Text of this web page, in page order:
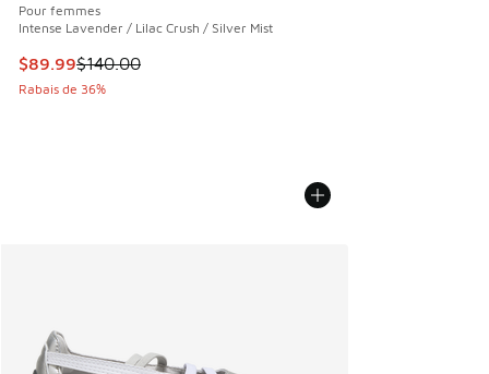
Pour femmes
Intense Lavender / Lilac Crush / Silver Mist
Cet article est en solde. Le prix est passé de $140.00 à
$89.99$140.00
Rabais de 36%